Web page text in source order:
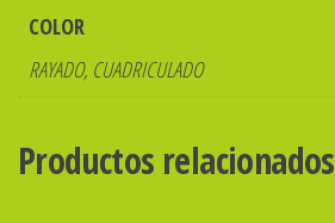
COLOR
RAYADO, CUADRICULADO
Productos relacionados